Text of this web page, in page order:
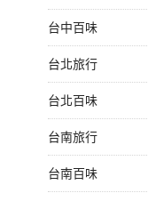
台中百味
台北旅行
台北百味
台南旅行
台南百味